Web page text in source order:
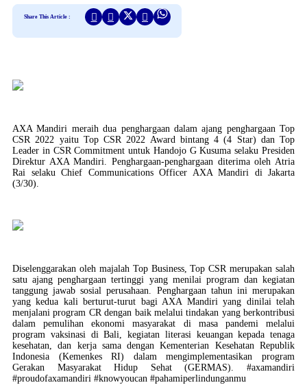
Share This Article :
AXA Mandiri meraih dua penghargaan dalam ajang penghargaan Top
CSR 2022 yaitu Top CSR 2022 Award bintang 4 (4 Star) dan Top
Leader in CSR Commitment untuk Handojo G Kusuma selaku Presiden
Direktur AXA Mandiri. Penghargaan-penghargaan diterima oleh Atria
Rai selaku Chief Communications Officer AXA Mandiri di Jakarta
(3/30).
Diselenggarakan oleh majalah Top Business, Top CSR merupakan salah
satu ajang penghargaan tertinggi yang menilai program dan kegiatan
tanggung jawab sosial perusahaan. Penghargaan tahun ini merupakan
yang kedua kali berturut-turut bagi AXA Mandiri yang dinilai telah
menjalani program CR dengan baik melalui tindakan yang berkontribusi
dalam pemulihan ekonomi masyarakat di masa pandemi melalui
program vaksinasi di Bali, kegiatan literasi keuangan kepada tenaga
kesehatan, dan kerja sama dengan Kementerian Kesehatan Republik
Indonesia (Kemenkes RI) dalam mengimplementasikan program
Gerakan Masyarakat Hidup Sehat (GERMAS). #axamandiri
#proudofaxamandiri #knowyoucan #pahamiperlindunganmu